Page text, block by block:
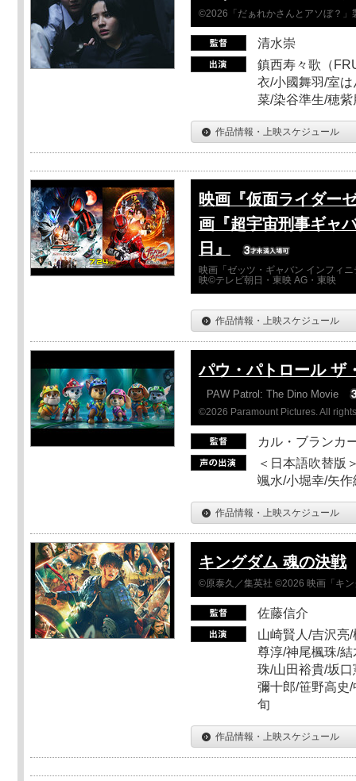
©2026「だぁれかさんとアソぼ？」
清水崇
鎮西寿々歌（
衣/小國舞羽/室
菜/染谷準生/穂
作品情報・上映スケジュール
映画『仮面ライダー
画『超宇宙刑事ギャ
日』
映画「ゼッツ・ギャバン インフィ
映©テレビ朝日・東映 AG・東映
作品情報・上映スケジュール
パウ・パトロール ザ
PAW Patrol: The Dino Movie
©2026 Paramount Pictures. All
カル・ブランカ
＜日本語吹替版
颯水/小堀幸/矢作
作品情報・上映スケジュール
キングダム 魂の決戦
©原泰久／集英社 ©2026 映画「キ
佐藤信介
山崎賢人/吉沢亮
尊淳/神尾楓珠/
珠/山田裕貴/坂
彌十郎/笹野高史
旬
作品情報・上映スケジュール